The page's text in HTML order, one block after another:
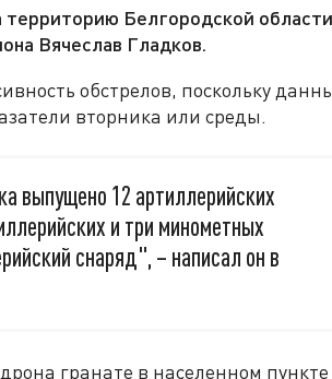
территорию Белгородской области
Вячеслав Гладков.
обстрелов, поскольку
вторника или среды.
выпущено 12 артиллерийских
и три минометных
снаряд", – написал он в
гранате в населенном пункте